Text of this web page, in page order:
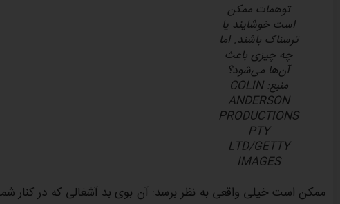
توهمات ممکن
است خوشایند یا
ترسناک باشند. اما
چه چیزی باعث
آن‌ها می‌شود؟
منبع: COLIN
ANDERSON
PRODUCTIONS
PTY
LTD/GETTY
IMAGES
ممکن است خیلی واقعی به نظر برسد: آن بوی بد آشغالی که در